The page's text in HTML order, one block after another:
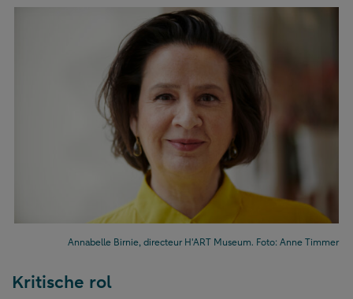
Annabelle Birnie, directeur H'ART Museum. Foto: Anne Timmer
Kritische rol